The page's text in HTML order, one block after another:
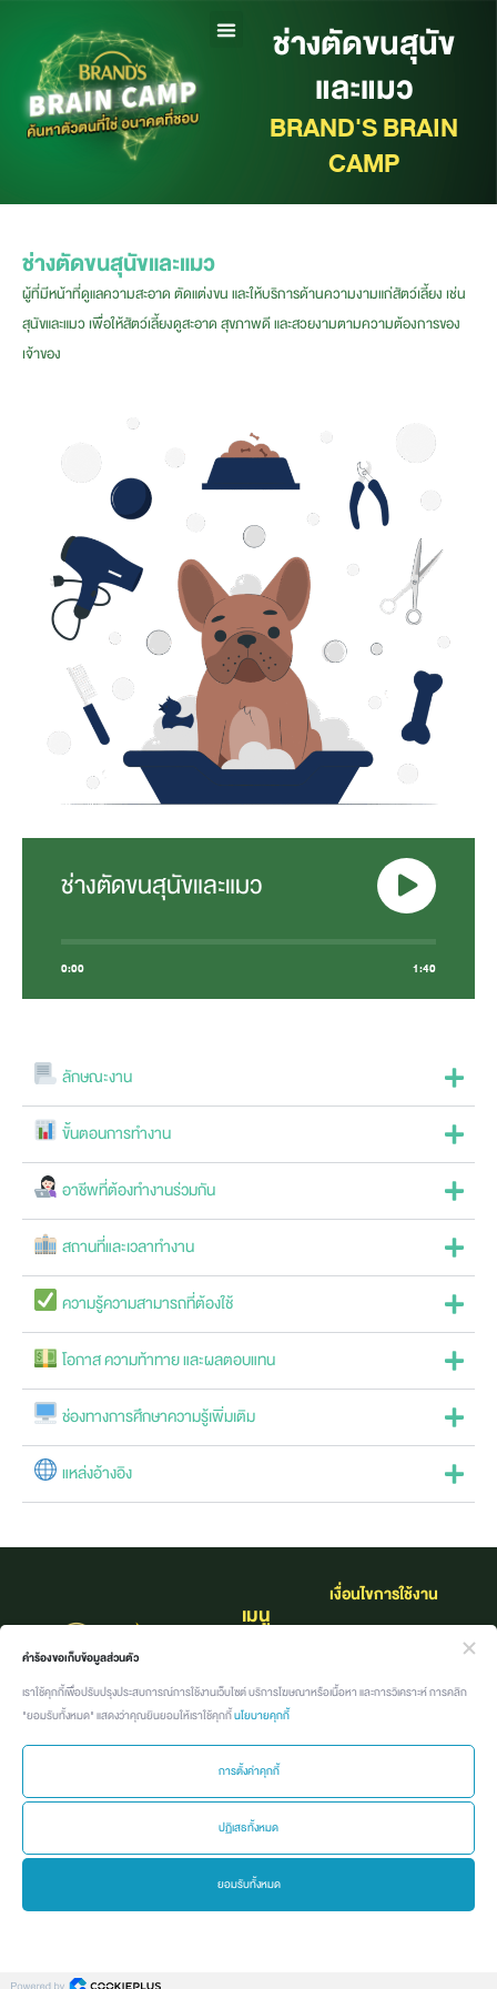
ช่างตัดขนสุนัข
และแมว
BRAND'S BRAIN
CAMP
ช่างตัดขนสุนัขและแมว
ผู้ที่มีหน้าที่ดูแลความสะอาด ตัดแต่งขน และให้บริการด้านความงามแก่สัตว์เลี้ยง เช่น
สุนัขและแมว เพื่อให้สัตว์เลี้ยงดูสะอาด สุขภาพดี และสวยงามตามความต้องการของ
เจ้าของ
ช่างตัดขนสุนัขและแมว
0:00 1:40
ลักษณะงาน
ขั้นตอนการทำงาน
อาชีพที่ต้องทำงานร่วมกัน
สถานที่และเวลาทำงาน
ความรู้ความสามารถที่ต้องใช้
โอกาส ความท้าทาย และผลตอบแทน
ช่องทางการศึกษาความรู้เพิ่มเติม
แหล่งอ้างอิง
เมนู
เกี่ยวกับแบรนด์
ค้นหาอาชีพที่ใช่
คลังอาชีพ
Job นี้ เจอร์นี่
เงื่อนไขการใช้งาน​
นโยบายคุ้มครองข้อมูล
คำร้องขอเก็บข้อมูลส่วนตัว
เราใช้คุกกี้เพื่อปรับปรุงประสบการณ์การใช้งานเว็บไซต์ บริการโฆษณาหรือเนื้อหา และการวิเคราะห์ การคลิก
"ยอมรับทั้งหมด" แสดงว่าคุณยินยอมให้เราใช้คุกกี้นโยบายคุกกี้
การตั้งค่าคุกกี้
ปฏิเสธทั้งหมด
ยอมรับทั้งหมด